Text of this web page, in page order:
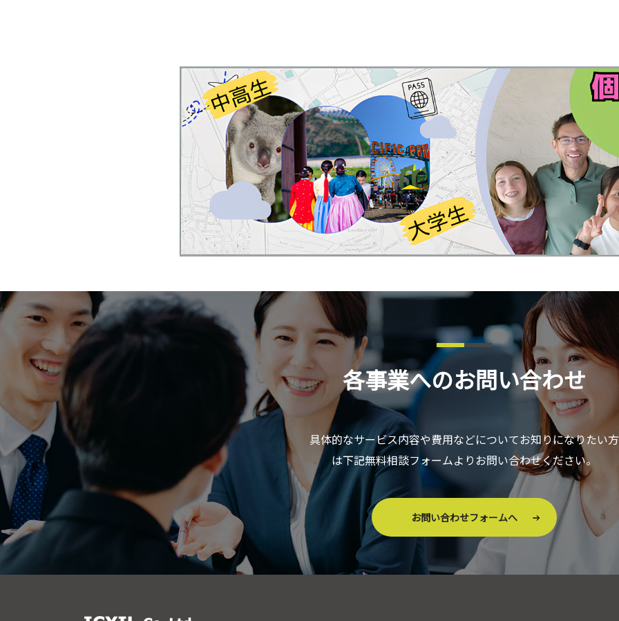
各事業へのお問い合わせ
具体的なサービス内容や費用などについてお知りになりたい方
は下記無料相談フォームよりお問い合わせください。
お問い合わせフォームへ